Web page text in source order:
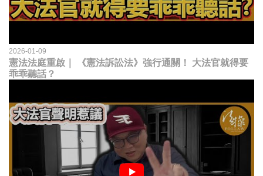
2026-01-09
憲法法庭重啟｜ 《憲法訴訟法》強行通關！ 大法官就得要
乖乖聽話？